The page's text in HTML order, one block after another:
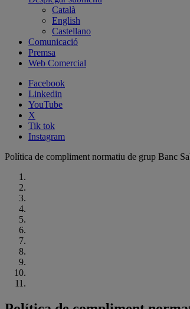
Català
English
Castellano
Comunicació
Premsa
Web Comercial
Facebook
Linkedin
YouTube
X
Tik tok
Instagram
Política de compliment normatiu de grup Banc